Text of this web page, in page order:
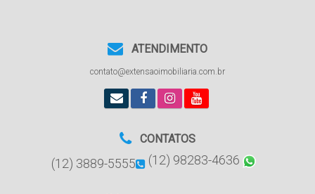
ATENDIMENTO
contato@extensaoimobiliaria.com.br
CONTATOS
(12) 3889-5555 (12) 98283-4636